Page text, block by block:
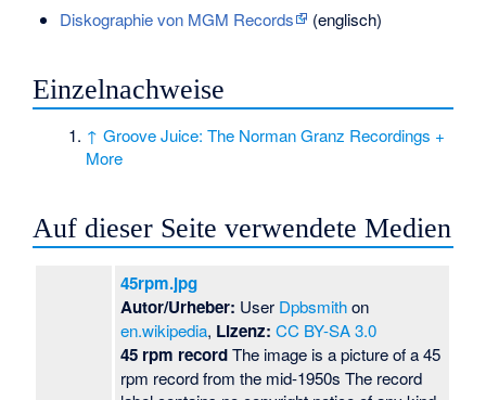
Diskographie von MGM Records (englisch)
Einzelnachweise
↑ Groove Juice: The Norman Granz Recordings +
More
Auf dieser Seite verwendete Medien
45rpm.jpg
Autor/Urheber: User Dpbsmithon
en.wikipedia, Lizenz: CC BY-SA 3.0
45 rpm recordThe image is a picture of a 45
rpm record from the mid-1950s The record